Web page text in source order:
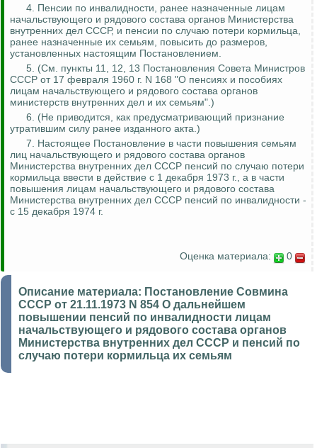
4. Пенсии по инвалидности, ранее назначенные лицам
начальствующего и рядового состава органов Министерства
внутренних дел СССР, и пенсии по случаю потери кормильца,
ранее назначенные их семьям, повысить до размеров,
установленных настоящим Постановлением.
5. (См. пункты 11, 12, 13 Постановления Совета Министров
СССР от 17 февраля 1960 г. N 168 "О пенсиях и пособиях
лицам начальствующего и рядового состава органов
министерств внутренних дел и их семьям".)
6. (Не приводится, как предусматривающий признание
утратившим силу ранее изданного акта.)
7. Настоящее Постановление в части повышения семьям
лиц начальствующего и рядового состава органов
Министерства внутренних дел СССР пенсий по случаю потери
кормильца ввести в действие с 1 декабря 1973 г., а в части
повышения лицам начальствующего и рядового состава
Министерства внутренних дел СССР пенсий по инвалидности -
с 15 декабря 1974 г.
Оценка материала: 0
Описание материала: Постановление Совмина
СССР от 21.11.1973 N 854 О дальнейшем
повышении пенсий по инвалидности лицам
начальствующего и рядового состава органов
Министерства внутренних дел СССР и пенсий по
случаю потери кормильца их семьям